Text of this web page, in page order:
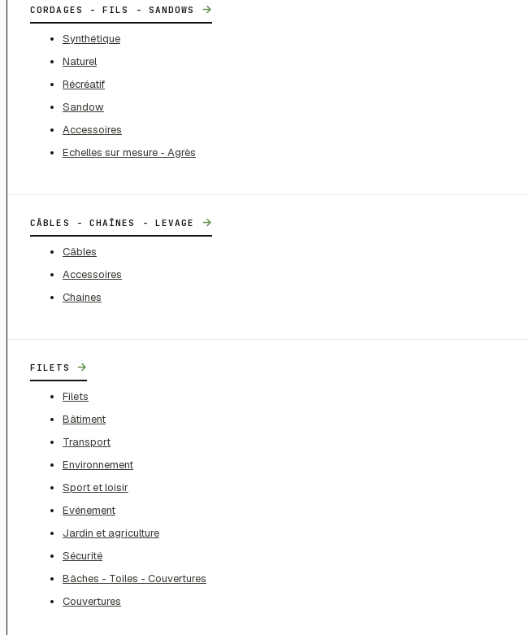
CORDAGES - FILS - SANDOWS →
Synthétique
Naturel
Récréatif
Sandow
Accessoires
Echelles sur mesure - Agrès
CÂBLES - CHAÎNES - LEVAGE →
Câbles
Accessoires
Chaines
FILETS →
Filets
Bâtiment
Transport
Environnement
Sport et loisir
Evénement
Jardin et agriculture
Sécurité
Bâches - Toiles - Couvertures
Couvertures